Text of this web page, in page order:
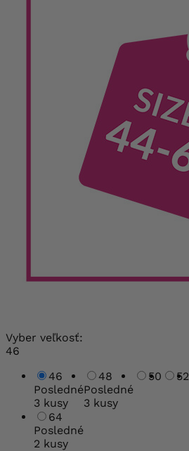
Vyber veľkosť:
46
46
Posledné
3 kusy
48
Posledné
3 kusy
50 52
64
Posledné
2 kusy